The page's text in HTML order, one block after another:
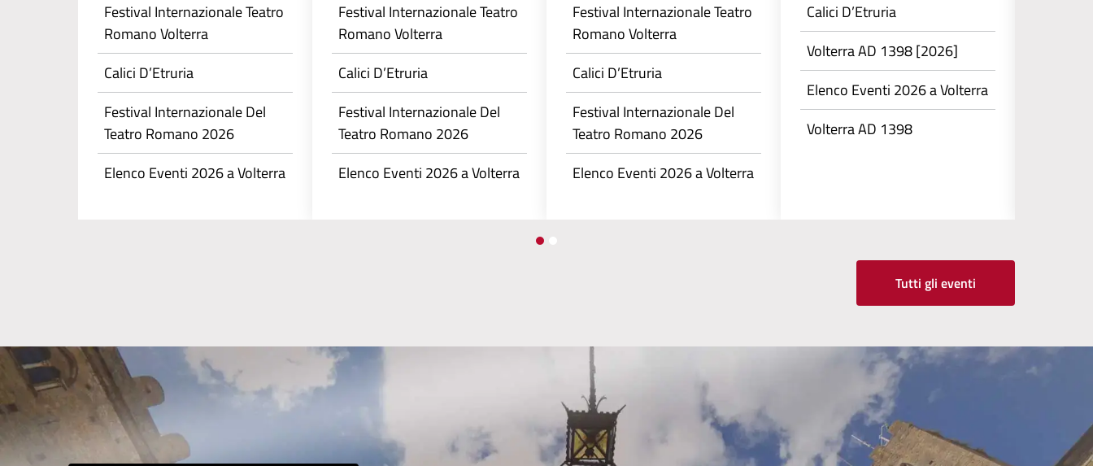
Festival Internazionale Teatro
Romano Volterra
Calici D’Etruria
Festival Internazionale Del
Teatro Romano 2026
Elenco Eventi 2026 a Volterra
Festival Internazionale Teatro
Romano Volterra
Calici D’Etruria
Festival Internazionale Del
Teatro Romano 2026
Elenco Eventi 2026 a Volterra
Festival Internazionale Teatro
Romano Volterra
Calici D’Etruria
Festival Internazionale Del
Teatro Romano 2026
Elenco Eventi 2026 a Volterra
Calici D’Etruria
Volterra AD 1398 [2026]
Elenco Eventi 2026 a Volterra
Volterra AD 1398
Tutti gli eventi